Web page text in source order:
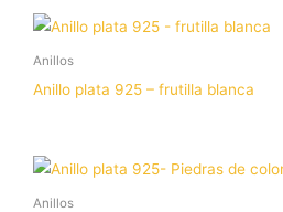
Anillos
Anillo plata 925 – frutilla blanca
Anillos